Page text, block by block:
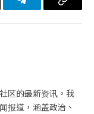
Telegram复
区的最新资讯。我
报道，涵盖政治、